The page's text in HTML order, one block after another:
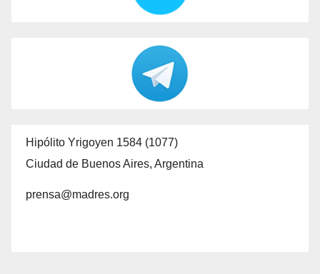
Hipólito Yrigoyen 1584 (1077)
Ciudad de Buenos Aires, Argentina
prensa@madres.org